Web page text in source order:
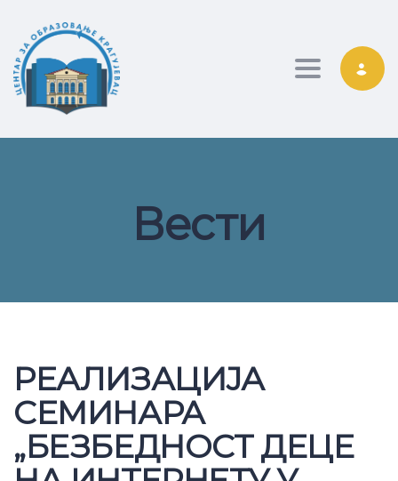
Toggle
Вести
РЕАЛИЗАЦИЈА
СЕМИНАРА
„БЕЗБЕДНОСТ ДЕЦЕ